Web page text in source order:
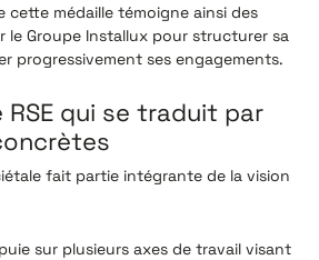
cette médaille témoigne ainsi des
le Groupe Installux pour structurer sa
progressivement ses engagements.
qui se traduit par
fait partie intégrante de la vision
sur plusieurs axes de travail visant